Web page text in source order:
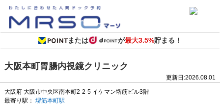
または が最大3.5%貯まる！
大阪本町胃腸内視鏡クリニック
更新日:2026.08.01
大阪府 大阪市中央区南本町2-2-5 イケマン堺筋ビル3階
最寄り駅： 堺筋本町駅